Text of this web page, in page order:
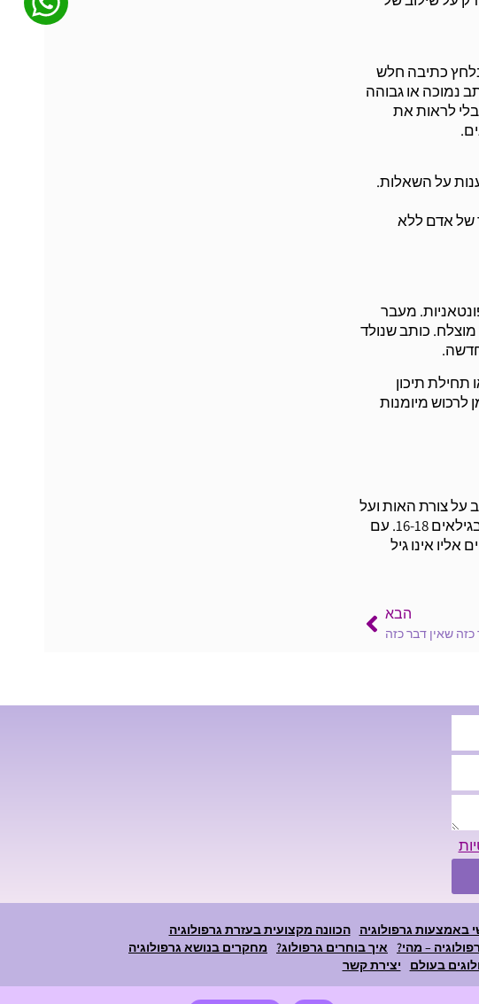
כתיבה חלש
נמוכה או גבוהה
לראות את
על השאלות.
של אדם ללא
מעבר
כותב שנולד
תיכון
לרכוש מיומנות
על צורת האות ועל
המבנה שלה, על האיות וכדומה אלא מתמקדים ברעיון שאנו רוצים להביע. בגרות גראפית נרכשת לרוב בגילאים 16-18. עם
אינו גיל
הבא
כזה שאין דבר כזה
באמצעות גרפולוגיה
הכוונה מקצועית בעזרת גרפולוגיה
– מהי? איך בוחרים גרפולוג?
מחקרים בנושא גרפולוגיה
בעולם יצירת קשר